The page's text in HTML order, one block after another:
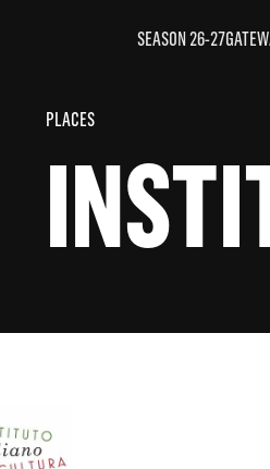
SEASON 26-27
PLACES